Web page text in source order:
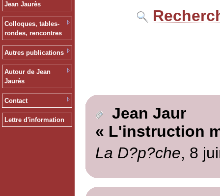
Jean Jaurès
Colloques, tables-
rondes, rencontres
Autres publications
Autour de Jean
Jaurès
Contact
Lettre d'information
Jean Jaur
« L'instruction
La D?p?che, 8